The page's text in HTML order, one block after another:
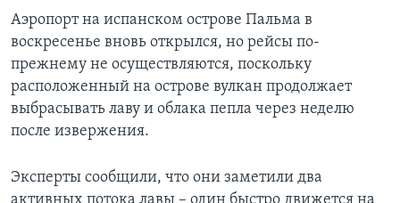
Аэропорт на испанском острове Пальма в
воскресенье вновь открылся, но рейсы по-
прежнему не осуществляются, поскольку
расположенный на острове вулкан продолжает
выбрасывать лаву и облака пепла через неделю
после извержения.
Эксперты сообщили, что они заметили два